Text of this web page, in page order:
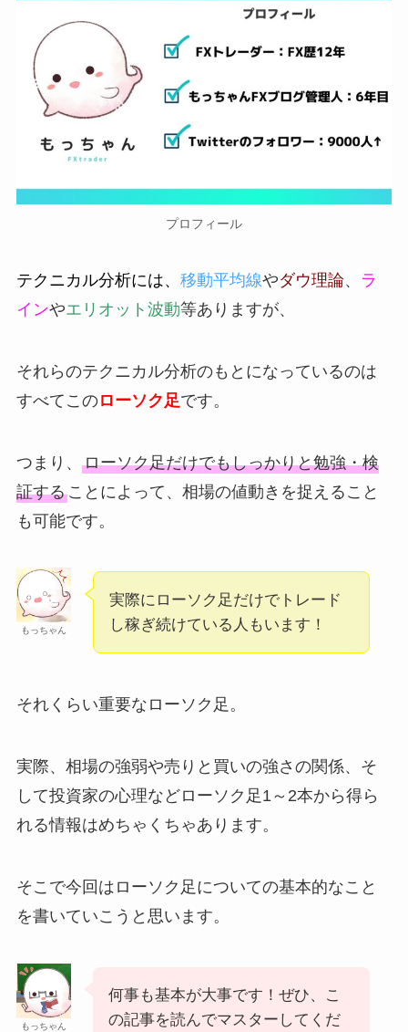
プロフィール
テクニカル分析には、 移動平均線やダウ理論、
ラ
インやエリオット波動等ありますが、
それらのテクニカル分析のもとになっているのは
すべてこのローソク足です。
つまり、 ローソク足だけでもしっかりと勉強・検
証することによって、相場の値動きを捉えること
も可能です。
もっちゃん
実際にローソク足だけでトレード
し稼ぎ続けている人もいます！
それくらい重要なローソク足。
実際、 相場の強弱や売りと買いの強さの関係、そ
して投資家の心理などローソク足1～2本から得ら
れる情報はめちゃくちゃあります。
そこで今回はローソク足についての基本的なこと
を書いていこうと思います。
もっちゃん
何事も基本が大事です！ぜひ、こ
の記事を読んでマスターしてくだ